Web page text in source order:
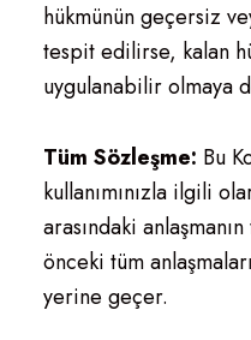
hükmünün geçersiz
tespit edilirse, kalan
uygulanabilir olmaya
Tüm Sözleşme: Bu
kullanımınızla ilgili
arasındaki
önceki tüm
yerine geçer.